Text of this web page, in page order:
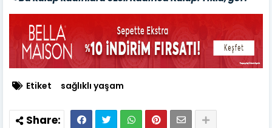
Etiket sağlıklı yaşam